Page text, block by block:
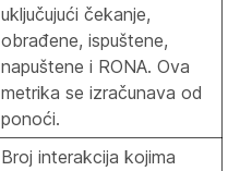
uključujući čekanje,
obrađene, ispuštene,
napuštene i RONA. Ova
metrika se izračunava od
ponoći.
Broj interakcija kojima